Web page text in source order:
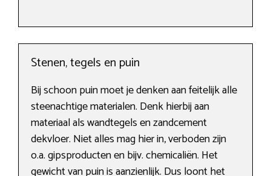
Stenen, tegels en puin
Bij schoon puin moet je denken aan feitelijk alle
steenachtige materialen. Denk hierbij aan
materiaal als wandtegels en zandcement
dekvloer. Niet alles mag hier in, verboden zijn
o.a. gipsproducten en bijv. chemicaliën. Het
gewicht van puin is aanzienlijk. Dus loont het